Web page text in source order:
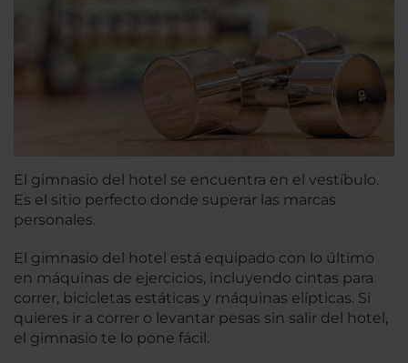
El gimnasio del hotel se encuentra en el vestíbulo.
Es el sitio perfecto donde superar las marcas
personales.
El gimnasio del hotel está equipado con lo último
en máquinas de ejercicios, incluyendo cintas para
correr, bicicletas estáticas y máquinas elípticas. Si
quieres ir a correr o levantar pesas sin salir del hotel,
el gimnasio te lo pone fácil.